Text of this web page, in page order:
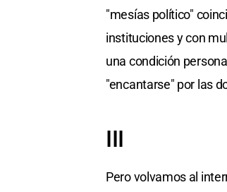
"mesías político"
instituciones y con
una condición
"encantarse" por las
III
Pero volvamos al